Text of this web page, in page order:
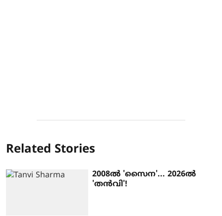
Related Stories
2008ൽ 'സൈന'... 2026ൽ
'തൻവി'!